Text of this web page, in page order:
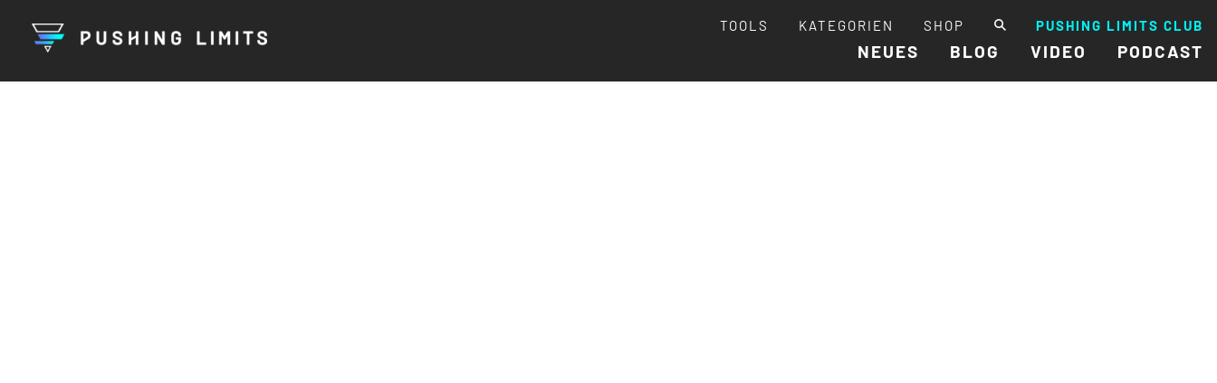
TOOLS KATEGORIEN SHOP PUSHING LIMITS CLUB
NEUES BLOG VIDEO PODCAST